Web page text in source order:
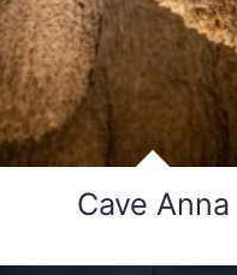
Cave Anna